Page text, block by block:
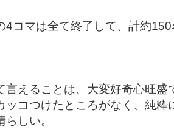
4コマは全て終了して、計約
言えることは、大変好奇心旺盛
ッコつけたところがなく、純粋
しい。